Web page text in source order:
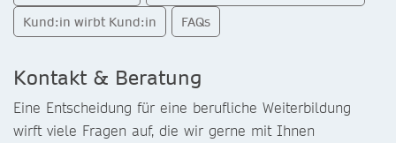
Kund:in wirbt Kund:in
FAQs
Kontakt & Beratung
Eine Entscheidung für eine berufliche Weiterbildung
wirft viele Fragen auf, die wir gerne mit Ihnen